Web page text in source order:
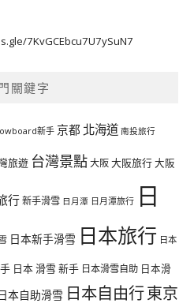
7KvGCEbcu7U7ySuN7
關鍵字
新手 京都 北海道 南投旅行
旅遊 台灣景點大阪大阪旅行大阪
行新手滑雪 日月潭 日月潭旅行 日
日本新手滑雪 日本旅行 日本
日本 滑雪 新手 日本滑雪自助 日本滑
本自助滑雪 日本自由行東京